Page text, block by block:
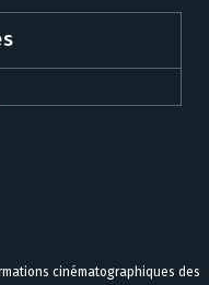
cinématographiques des